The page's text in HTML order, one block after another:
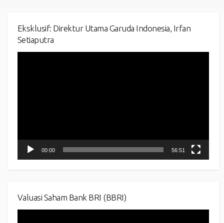
Eksklusif: Direktur Utama Garuda Indonesia, Irfan
Setiaputra
00:00 56:51
Valuasi Saham Bank BRI (BBRI)